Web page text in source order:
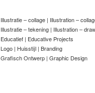
Illustratie – collage | Illustration –
Illustratie – tekening | Illustration –
Educatief | Educative Projects
Logo | Huisstijl | Branding
Grafisch Ontwerp | Graphic Design